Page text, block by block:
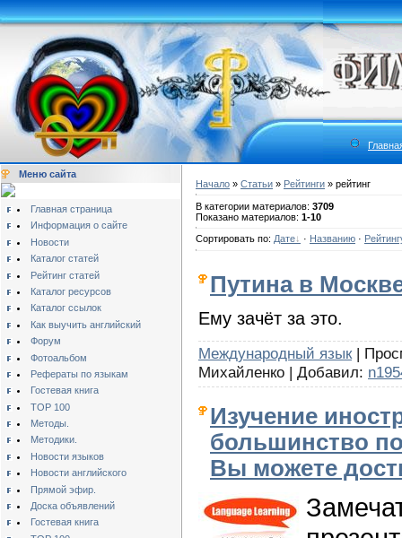
Меню сайта
Главная страница
Информация о сайте
Новости
Каталог статей
Рейтинг статей
Каталог ресурсов
Каталог ссылок
Как выучить английский
Форум
Фотоальбом
Рефераты по языкам
Гостевая книга
TOP 100
Методы.
Методики.
Новости языков
Новости английского
Прямой эфир.
Доска объявлений
Гостевая книга
Начало » Статьи » Рейтинги » рейтинг
В категории материалов: 3709
Показано материалов: 1-10
Сортировать по: Дате · Названию ·
Путина в
Ему зачёт за это.
Международный язык|
Михайленко | Добавил:
Изучение
большинство
Вы можете